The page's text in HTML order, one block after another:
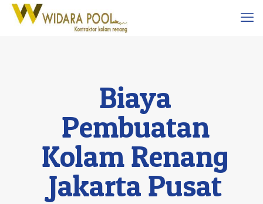
Biaya
Pembuatan
Kolam Renang
Jakarta Pusat